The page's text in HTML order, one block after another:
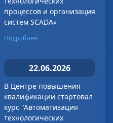
процессов и организация
систем SCADA»
Подробнее
22.06.2026
В Центре повышения
квалификации стартовал
курс "Автоматизация
технологических